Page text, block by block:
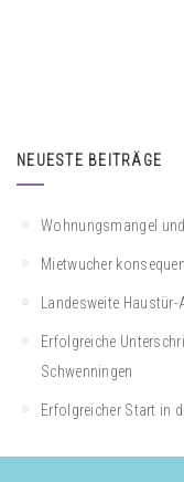
NEUESTE BEITRÄGE
Wohnungsmangel
Mietwucher
Landesweite
Erfolgreiche
Schwenningen
Erfolgreicher Start in